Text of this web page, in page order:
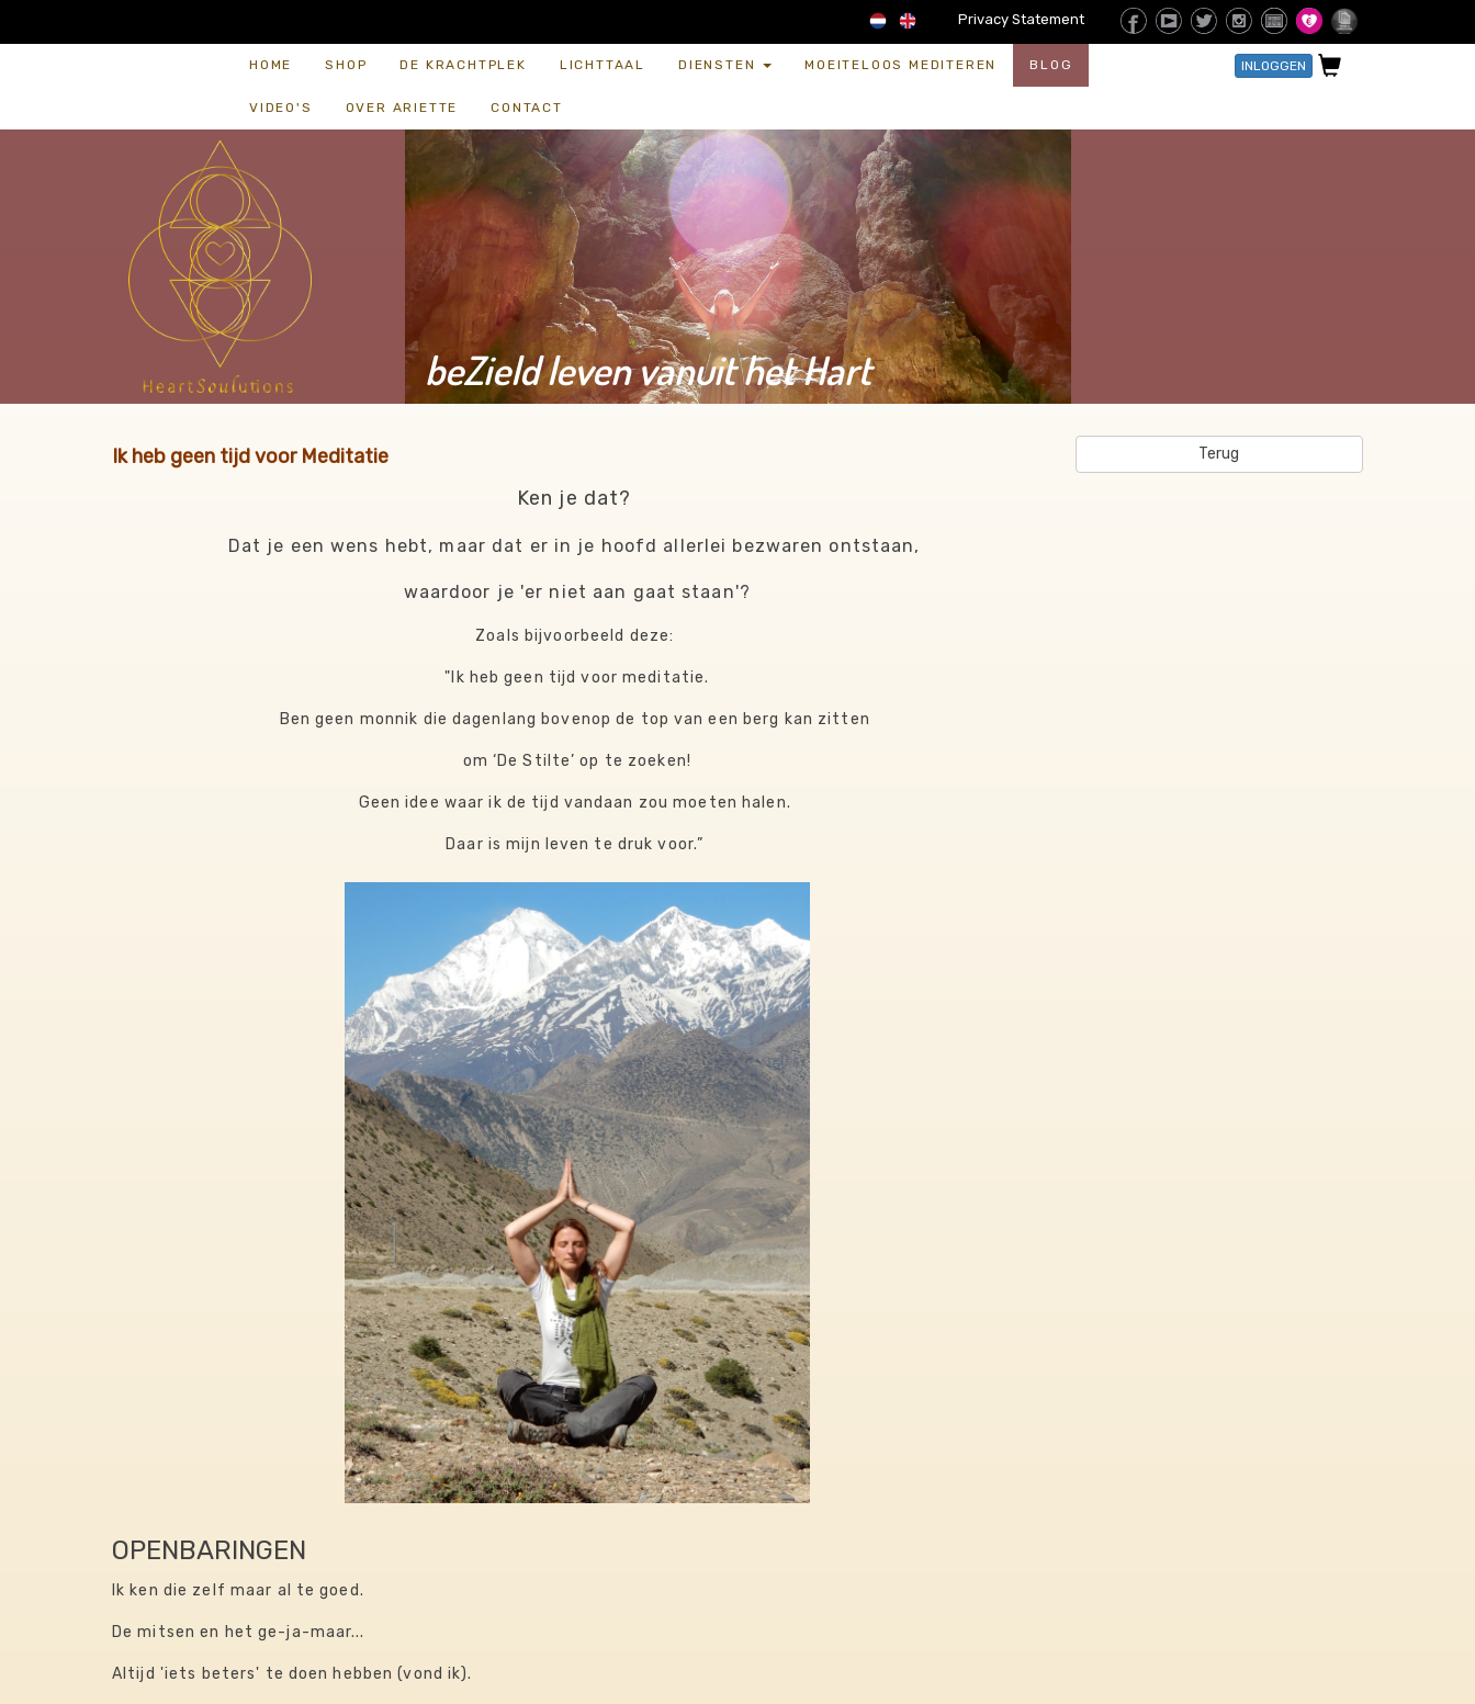
Privacy Statement
HOME SHOP DE KRACHTPLEK LICHTTAAL DIENSTEN MOEITELOOS MEDITEREN BLOG
VIDEO'S OVER ARIETTE CONTACT
INLOGGEN
beZield leven vanuit het Hart
Ik heb geen tijd voor Meditatie
Ken je dat?
Dat je een wens hebt, maar dat er in je hoofd allerlei bezwaren ontstaan,
​waardoor je 'er niet aan gaat staan'?
Zoals bijvoorbeeld deze:
​"Ik heb geen tijd voor meditatie.
Ben geen monnik die dagenlang bovenop de top van een berg kan zitten
​om ‘De Stilte’ op te zoeken!
Geen idee waar ik de tijd vandaan zou moeten halen.
​Daar is mijn leven te druk voor.”
OPENBARINGEN
Ik ken die zelf maar al te goed.
De mitsen en het ge-ja-maar...
Altijd 'iets beters' te doen hebben (vond ik).
Terug